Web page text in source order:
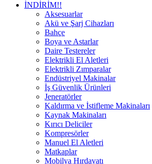
İNDİRİM!!
Aksesuarlar
Akü ve Şarj Cihazları
Bahçe
Boya ve Astarlar
Daire Testereler
Elektrikli El Aletleri
Elektrikli Zımparalar
Endüstriyel Makinalar
İş Güvenlik Ürünleri
Jeneratörler
Kaldırma ve İstifleme Makinaları
Kaynak Makinaları
Kırıcı Deliciler
Kompresörler
Manuel El Aletleri
Matkaplar
Mobilya Hırdavatı